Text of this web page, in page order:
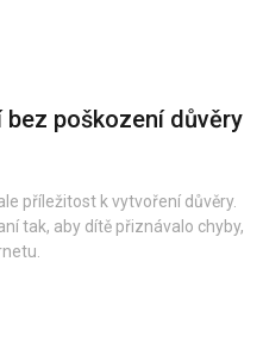
poškození důvěry
příležitost k vytvoření důvěry.
tak, aby dítě přiznávalo chyby,